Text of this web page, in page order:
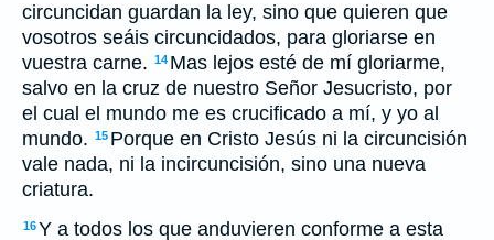
circuncidan guardan la ley, sino que quieren que
vosotros seáis circuncidados, para gloriarse en
vuestra carne. 14 Mas lejos esté de mí gloriarme,
salvo en la cruz de nuestro Señor Jesucristo, por
el cual el mundo me es crucificado a mí, y yo al
mundo. 15 Porque en Cristo Jesús ni la circuncisión
vale nada, ni la incircuncisión, sino una nueva
criatura.
16Y a todos los que anduvieren conforme a esta